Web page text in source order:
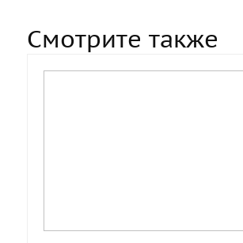
Смотрите также